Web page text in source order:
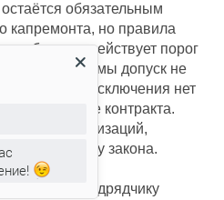
обязательным
капремонта, но правила
объектов действует порог
этой суммы допуск не
МКД такого исключения нет
любой сумме контракта.
организаций,
СРО в силу закона.
помогает подрядчику